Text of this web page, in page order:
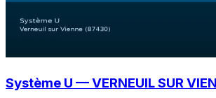
Système U — VERNEUIL SUR